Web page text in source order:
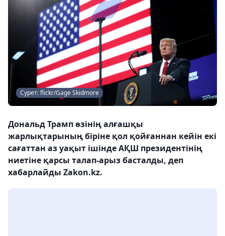
Сурет: flickr/Gage Skidmore
Дональд Трамп өзінің алғашқы
жарлықтарының біріне қол қойғаннан кейін екі
сағаттан аз уақыт ішінде АҚШ президентінің
ниетіне қарсы талап-арыз басталды, деп
хабарлайды Zakon.kz.